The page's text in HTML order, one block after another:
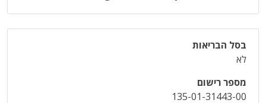
בסל הבריאות
לא
מספר רישום
135-01-31443-00